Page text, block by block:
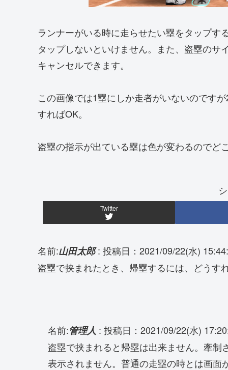
ランナーがいる時に走らせたい塁をタップ
タップしないといけません。また、盗塁の
キャンセルできます。
この画像では1塁にしか走者がいないのです
すればOK。
盗塁の指示が出ている塁は色が変わるのでど
Twitter
名前:山田太郎: 投稿日：2021/09/22(水)
盗塁で挟まれたとき、帰塁するには、どうす
名前:管理人 : 投稿日：2021/09/22(水)
盗塁で挟まれると帰塁は出来ません。牽
表示されません。普通の走塁の時とは画